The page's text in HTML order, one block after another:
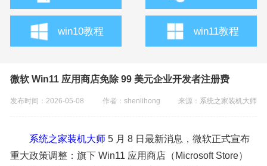
win10教程 win11教程
微软 Win11 应用商店免除 99 美元企业开发者注册费
发布时间：2026-05-08 作者：shenlihong 来源： 系统之家装机大师
系统之家装机大师5 月 8 日最新消息，微软正式宣布
重大政策调整：旗下 Win11 应用商店（Microsoft Store）